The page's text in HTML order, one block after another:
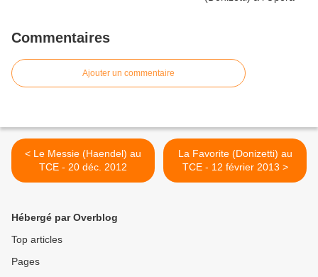
Commentaires
Ajouter un commentaire
< Le Messie (Haendel) au
TCE - 20 déc. 2012
La Favorite (Donizetti) au
TCE - 12 février 2013 >
Hébergé par Overblog
Top articles
Pages